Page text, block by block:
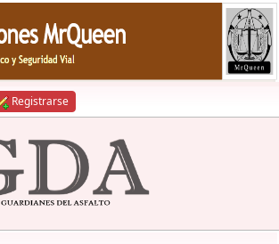
Registrarse